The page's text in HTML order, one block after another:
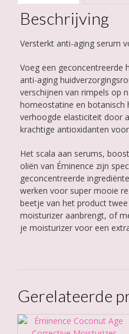
Beschrijving
Versterkt anti-aging serum
Voeg een geconcentreerde
anti-aging
verschijnen van rimpels op
homeostatine en botanisch
verhoogde elasticiteit door
krachtige antioxidanten
Het scala aan serums,
oliën van Éminence zijn
geconcentreerde
werken voor super mooie
beetje van het product
moisturizer aanbrengt, of
je moisturizer voor een
Gerelateerde